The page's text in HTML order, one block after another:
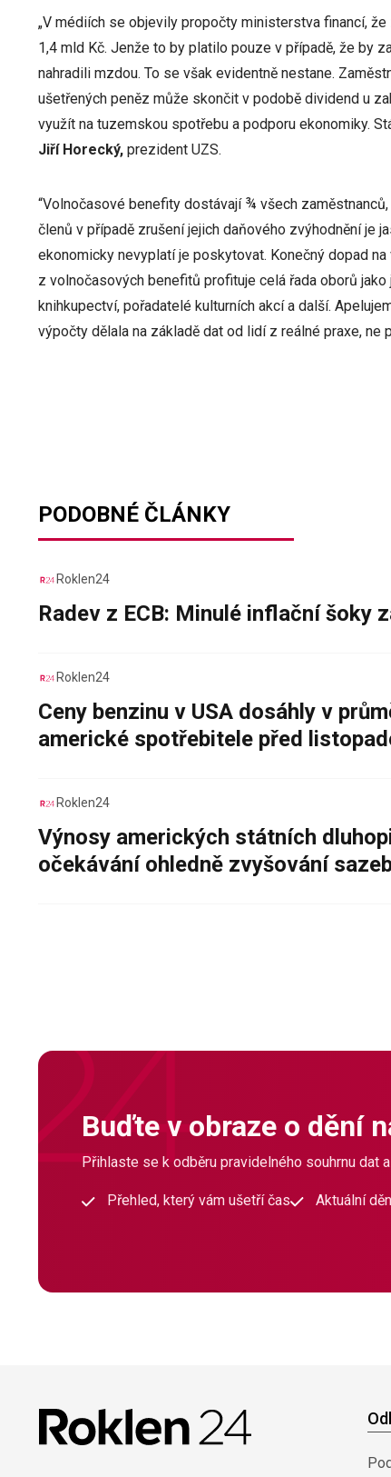
„V médiích se objevily propočty ministerstva financí,
1,4 mld Kč. Jenže to by platilo pouze v případě, že by
nahradili mzdou. To se však evidentně nestane.
ušetřených peněz může skončit v podobě dividend u
využít na tuzemskou spotřebu a podporu ekonomiky.
Jiří Horecký, prezident UZS.
“Volnočasové benefity dostávají ¾ všech
členů v případě zrušení jejich daňového zvýhodnění je
ekonomicky nevyplatí je poskytovat. Konečný dopad
z volnočasových benefitů profituje celá řada oborů
knihkupectví, pořadatelé kulturních akcí a další.
výpočty dělala na základě dat od lidí z reálné praxe, ne
PODOBNÉ ČLÁNKY
Roklen24
Radev z ECB: Minulé inflační šoky
Roklen24
Ceny benzinu v USA dosáhly v
americké spotřebitele před
Roklen24
Výnosy amerických státních
očekávání ohledně zvyšování
Buďte v obraze o dění
Přihlaste se k odběru pravidelného souhrnu dat
Přehled, který vám ušetří čas Aktuální